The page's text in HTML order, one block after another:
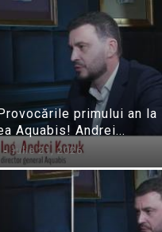
primului an la
Aquabis! Andrei...
- iulie 21, 2026